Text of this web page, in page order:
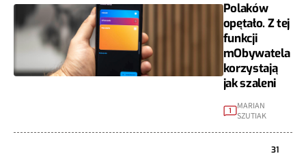
Polaków
opętało. Z tej
funkcji
mObywatela
korzystają
jak szaleni
1
MARIAN
SZUTIAK
31